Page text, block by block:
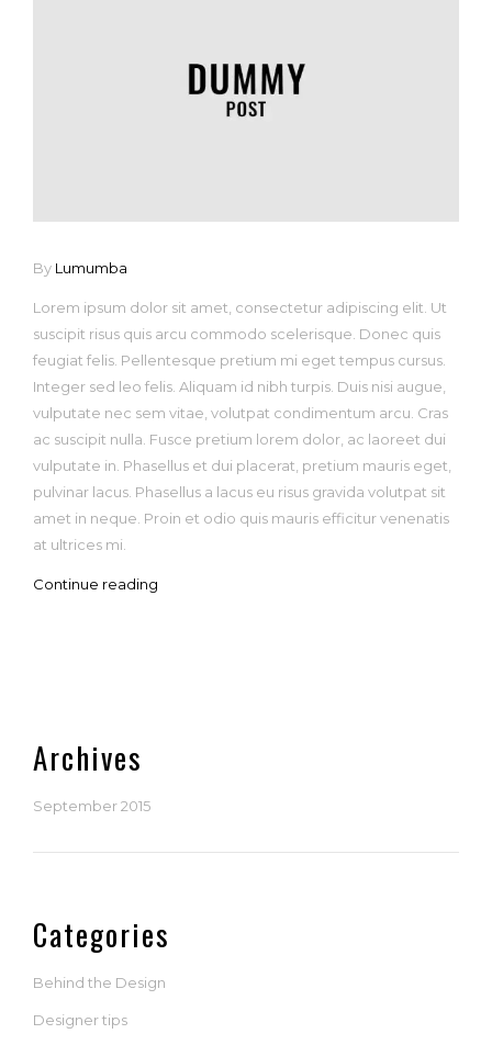
By Lumumba
Lorem ipsum dolor sit amet, consectetur adipiscing elit. Ut
suscipit risus quis arcu commodo scelerisque. Donec quis
feugiat felis. Pellentesque pretium mi eget tempus cursus.
Integer sed leo felis. Aliquam id nibh turpis. Duis nisi augue,
vulputate nec sem vitae, volutpat condimentum arcu. Cras
ac suscipit nulla. Fusce pretium lorem dolor, ac laoreet dui
vulputate in. Phasellus et dui placerat, pretium mauris eget,
pulvinar lacus. Phasellus a lacus eu risus gravida volutpat sit
amet in neque. Proin et odio quis mauris efficitur venenatis
at ultrices mi.
Continue reading
Archives
September 2015
Categories
Behind the Design
Designer tips